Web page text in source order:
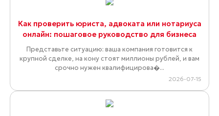
Как проверить юриста, адвоката или нотариуса
онлайн: пошаговое руководство для бизнеса
Представьте ситуацию: ваша компания готовится к
крупной сделке, на кону стоят миллионы рублей, и вам
срочно нужен квалифицирова�...
2026-07-15